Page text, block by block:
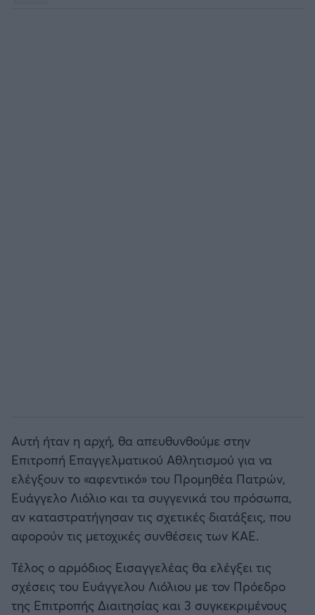
Αυτή ήταν η αρχή, θα απευθυνθούμε στην
Επιτροπή Επαγγελματικού Αθλητισμού για να
ελέγξουν το «αφεντικό» του Προμηθέα Πατρών,
Ευάγγελο Λιόλιο και τα συγγενικά του πρόσωπα,
αν καταστρατήγησαν τις σχετικές διατάξεις, που
αφορούν τις μετοχικές συνθέσεις των ΚΑΕ.
Τέλος ο αρμόδιος Εισαγγελέας θα ελέγξει τις
σχέσεις του Ευάγγελου Λιόλιου με τον Πρόεδρο
της Επιτροπής Διαιτησίας και 3 συγκεκριμένους